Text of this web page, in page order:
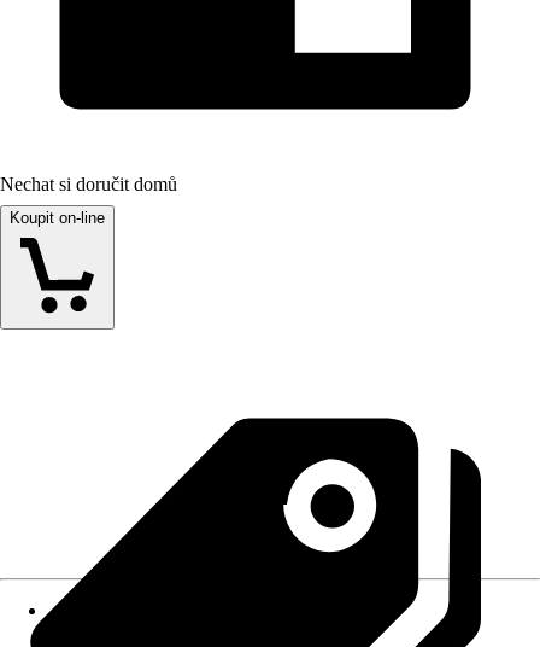
Nechat si doručit domů
Koupit on-line